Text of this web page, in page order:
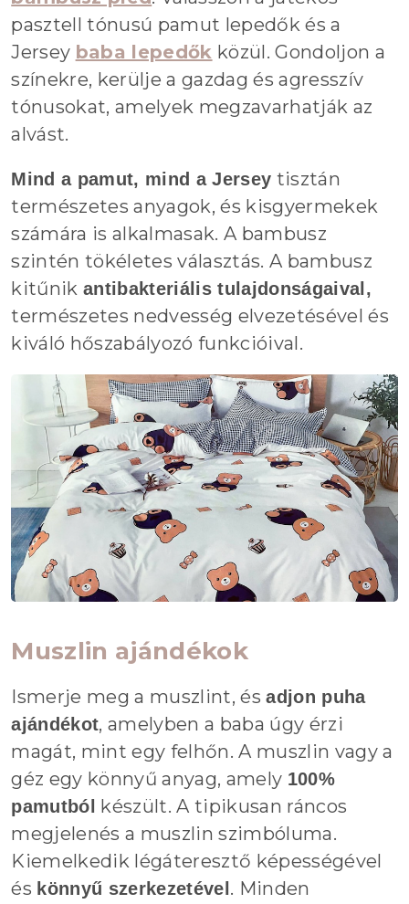
pasztell tónusú pamut lepedők és a
Jersey baba lepedők közül. Gondoljon a
színekre, kerülje a gazdag és agresszív
tónusokat, amelyek megzavarhatják az
alvást.
Mind a pamut, mind a Jersey tisztán
természetes anyagok, és kisgyermekek
számára is alkalmasak. A bambusz
szintén tökéletes választás. A bambusz
kitűnik antibakteriális tulajdonságaival,
természetes nedvesség elvezetésével és
kiváló hőszabályozó funkcióival.
Muszlin ajándékok
Ismerje meg a muszlint, ésadjon puha
ajándékot, amelyben a baba úgy érzi
magát, mint egy felhőn. A muszlin vagy a
géz egy könnyű anyag, amely 100%
pamutból
készült. A tipikusan ráncos
megjelenés a muszlin szimbóluma.
Kiemelkedik légáteresztő képességével
és könnyű szerkezetével . Minden